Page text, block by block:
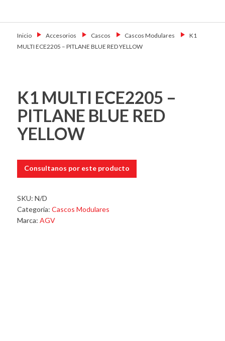
Motoshop
Ezeiza
Inicio→ Accesorios → Cascos → Cascos Modulares →
K1
MULTI ECE2205 – PITLANE BLUE RED YELLOW
K1 MULTI ECE2205 –
PITLANE BLUE RED
YELLOW
Consultanos por este producto
SKU: N/D
Categoría: Cascos Modulares
Marca: AGV